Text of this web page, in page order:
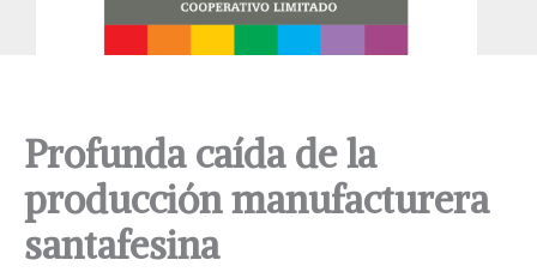
Profunda caída de la
producción manufacturera
santafesina